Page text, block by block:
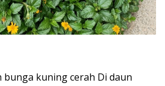
bunga kuning cerah Di daun